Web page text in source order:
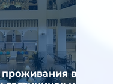
проживания в